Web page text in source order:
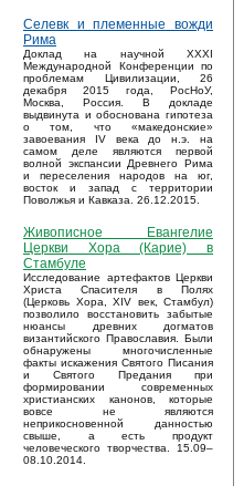
Селевк и племенные вожди
Рима
Доклад на научной XXXI
Международной Конференции по
проблемам Цивилизации, 26
декабря 2015 года, РосНоУ,
Москва, Россия. В докладе
выдвинута и обоснована гипотеза
о том, что «македонские»
завоевания IV века до н.э. на
самом деле являются первой
волной экспансии Древнего Рима
и переселения народов на юг,
восток и запад с территории
Поволжья и Кавказа. 26.12.2015.
Живописное Евангелие
Церкви Хора (Карие) в
Стамбуле
Исследование артефактов Церкви
Христа Спасителя в Полях
(Церковь Хора, XIV век, Стамбул)
позволило восстановить забытые
нюансы древних догматов
византийского Православия. Были
обнаружены многочисленные
факты искажения Святого Писания
и Святого Предания при
формировании современных
христианских канонов, которые
вовсе не являются
неприкосновенной данностью
свыше, а есть продукт
человеческого творчества. 15.09–
08.10.2014.